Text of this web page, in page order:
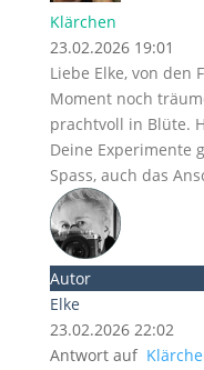
Klärchen
23.02.2026 19:01
Liebe Elke, von den
Moment noch
prachtvoll in Blüte.
Deine Experimente
Spass, auch das
Autor
Elke
23.02.2026 22:02
Antwort auf